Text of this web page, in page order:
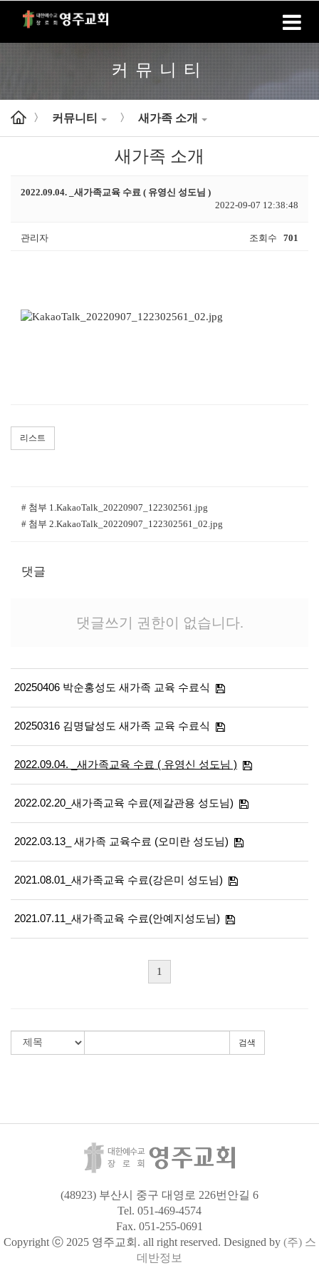
홈 로그인 회원가입
커뮤니티
> 커뮤니티 > 새가족 소개
새가족 소개
2022.09.04. _새가족교육 수료 ( 유영신 성도님 )
2022-09-07 12:38:48
관리자 조회수 701
리스트
# 첨부 1.KakaoTalk_20220907_122302561.jpg
# 첨부 2.KakaoTalk_20220907_122302561_02.jpg
댓글
댓글쓰기 권한이 없습니다.
20250406 박순홍성도 새가족 교육 수료식
20250316 김명달성도 새가족 교육 수료식
2022.09.04. _새가족교육 수료 ( 유영신 성도님 )
2022.02.20_새가족교육 수료(제갈관용 성도님)
2022.03.13_ 새가족 교육수료 (오미란 성도님)
2021.08.01_새가족교육 수료(강은미 성도님)
2021.07.11_새가족교육 수료(안예지성도님)
1
검색
(48923) 부산시 중구 대영로 226번안길 6
Tel. 051-469-4574
Fax. 051-255-0691
Copyright ⓒ 2025 영주교회. all right reserved. Designed by (주) 스
데반정보